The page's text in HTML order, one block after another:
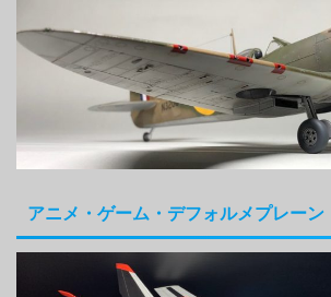
アニメ・ゲーム・デフォルメプレーン